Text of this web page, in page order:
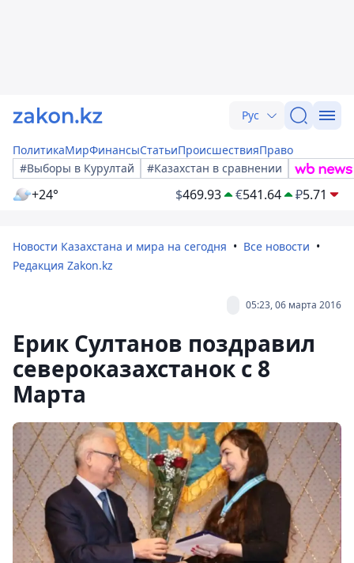
Рус
ПолитикаМирФинансыСтатьиПроисшествияПраво
#Выборы в Курултай
#Казахстан в сравнении
+24° $469.93 €541.64 ₽5.71
Новости Казахстана и мира на сегодня
Все новости
Редакция Zakon.kz
05:23, 06 марта 2016
Ерик Султанов поздравил
североказахстанок с 8
Марта